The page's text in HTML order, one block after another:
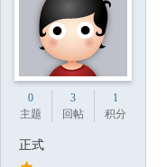
0
主题
3
回帖
1
积分
正式